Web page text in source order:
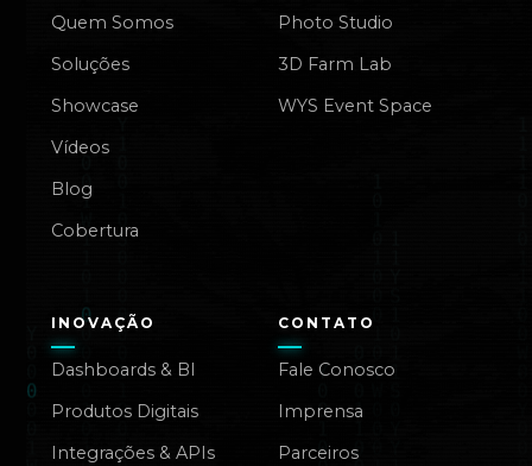
Quem Somos
Soluções
Showcase
Vídeos
Blog
Cobertura
Photo Studio
3D Farm Lab
WYS Event Space
INOVAÇÃO
Dashboards & BI
Produtos Digitais
Integrações & APIs
CONTATO
Fale Conosco
Imprensa
Parceiros